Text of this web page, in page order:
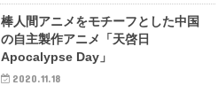
棒人間アニメをモチーフとした中国
の自主製作アニメ「天啓日
Apocalypse Day」
2020.11.18